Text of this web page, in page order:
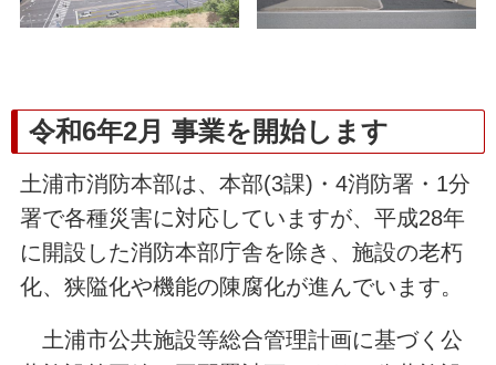
令和6年2月 事業を開始します
土浦市消防本部は、本部(3課)・4消防署・1分
署で各種災害に対応していますが、平成28年
に開設した消防本部庁舎を除き、施設の老朽
化、狭隘化や機能の陳腐化が進んでいます。
土浦市公共施設等総合管理計画に基づく公